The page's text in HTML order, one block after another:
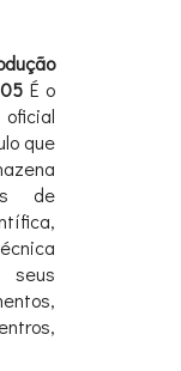
É o
que
de